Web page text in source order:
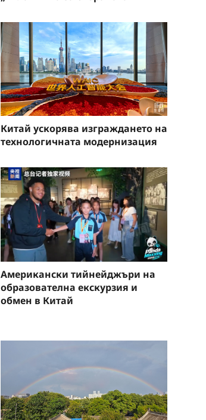
Китай ускорява изграждането на
технологичната модернизация
Американски тийнейджъри на
образователна екскурзия и
обмен в Китай